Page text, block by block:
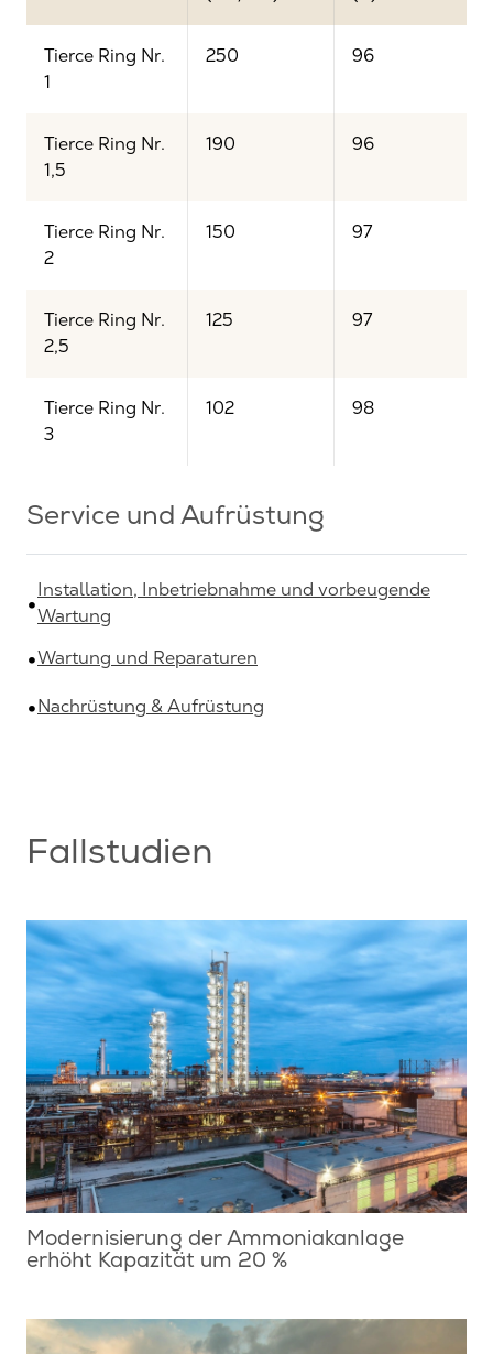
Tierce Ring Nr.
1
250 96
Tierce Ring Nr.
1,5
190 96
Tierce Ring Nr.
2
150 97
Tierce Ring Nr.
2,5
125 97
Tierce Ring Nr.
3
102 98
Service und Aufrüstung
Installation, Inbetriebnahme und vorbeugende
Wartung
Wartung und Reparaturen
Nachrüstung & Aufrüstung
Fallstudien
Modernisierung der Ammoniakanlage
erhöht Kapazität um 20 %